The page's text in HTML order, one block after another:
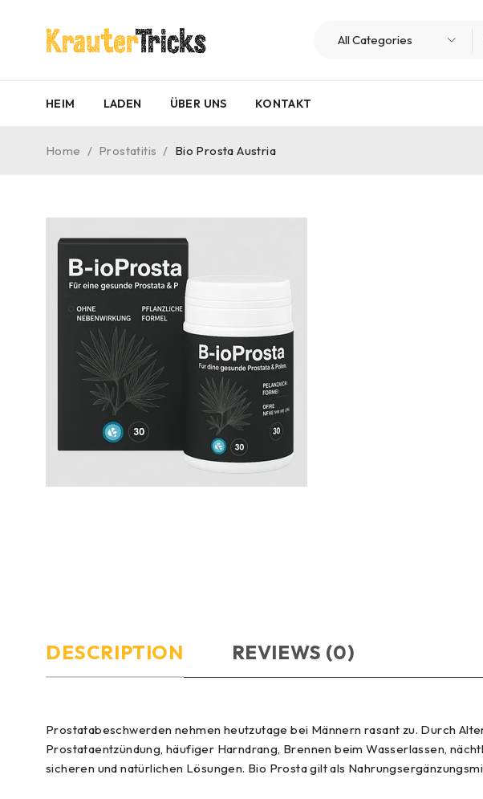
HEIM LADEN ÜBER UNS KONTAKT
Home / Prostatitis / Bio Prosta Austria
DESCRIPTION REVIEWS (0)
Prostatabeschwerden nehmen heutzutage bei Männern rasant zu. Durch
Prostataentzündung, häufiger Harndrang, Brennen beim Wasserlassen,
sicheren und natürlichen Lösungen. Bio Prosta gilt als